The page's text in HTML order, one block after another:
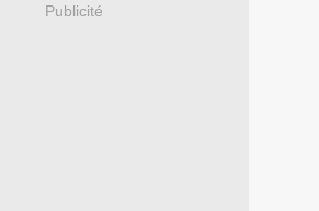
Publicité